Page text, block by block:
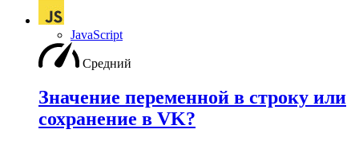
JavaScript
Средний
Значение переменной в строку или
сохранение в VK?